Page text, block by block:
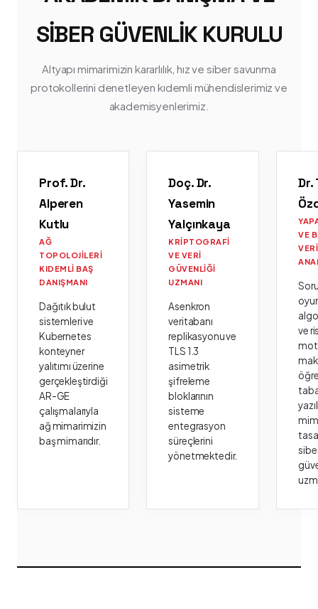
SIBER GÜVENLIK KURULU
Altyapı mimarimizin kararlılık, hız ve siber savunma
protokollerini denetleyen kıdemli mühendislerimiz ve
akademisyenlerimiz.
Prof. Dr.
Alperen
Kutlu
AĞ
TOPOLOJILERI
KIDEMLI BAŞ
DANIŞMANI
Dağıtık bulut
sistemleri ve
Kubernetes
konteyner
yalıtımı üzerine
gerçekleştirdiği
AR-GE
çalışmalarıyla
ağ mimarimizin
baş mimarıdır.
Doç. Dr.
Yasemin
Yalçınkaya
KRIPTOGRAFI
VE VERI
GÜVENLIĞI
UZMANI
Asenkron
veritabanı
replikasyonu ve
TLS 1.3
asimetrik
şifreleme
bloklarının
sisteme
entegrasyon
süreçlerini
yönetmektedir.
Dr.
VE
VERI
ve